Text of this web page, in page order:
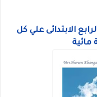
الابتدائى علي كل